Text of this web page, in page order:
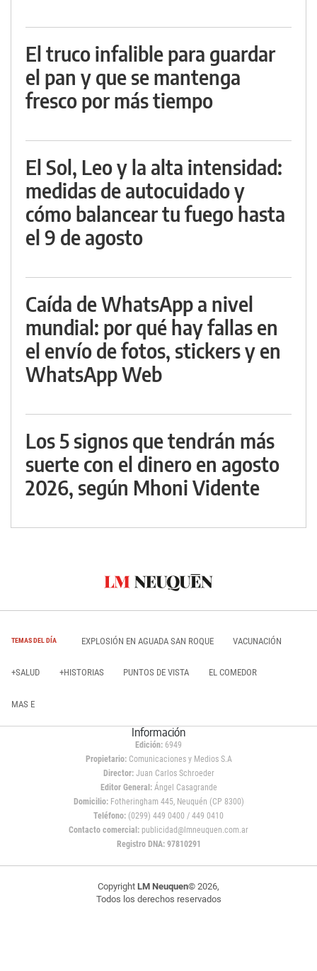
El truco infalible para guardar
el pan y que se mantenga
fresco por más tiempo
El Sol, Leo y la alta intensidad:
medidas de autocuidado y
cómo balancear tu fuego hasta
el 9 de agosto
Caída de WhatsApp a nivel
mundial: por qué hay fallas en
el envío de fotos, stickers y en
WhatsApp Web
Los 5 signos que tendrán más
suerte con el dinero en agosto
2026, según Mhoni Vidente
TEMAS DEL DÍA EXPLOSIÓN EN AGUADA SAN ROQUE VACUNACIÓN
+SALUD +HISTORIAS PUNTOS DE VISTA EL COMEDOR
MAS E
Información
Edición: 6949
Propietario:Comunicaciones y Medios S.A
Director: Juan Carlos Schroeder
Editor General:Ángel Casagrande
Domicilio:Fotheringham 445, Neuquén (CP 8300)
Teléfono: (0299) 449 0400 / 449 0410
Contacto comercial: publicidad@lmneuquen.com.ar
Registro DNA: 97810291
Copyright LM Neuquen© 2026,
Todos los derechos reservados